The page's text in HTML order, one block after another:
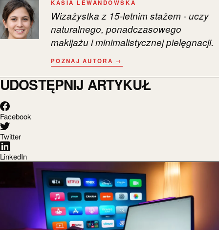
KASIA LEWANDOWSKA
Wizażystka z 15-letnim stażem - uczy
naturalnego, ponadczasowego
makijażu i minimalistycznej pielęgnacji.
POZNAJ AUTORA →
UDOSTĘPNIJ ARTYKUŁ
Facebook
Twitter
LinkedIn